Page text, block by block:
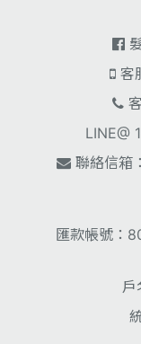
客
LINE@
聯絡信箱：
匯款帳號：
戶